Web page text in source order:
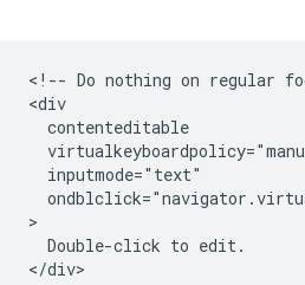
<!-- Do nothing on regular
<div
  contenteditable
  inputmode="text"
>
  Double-click to edit.